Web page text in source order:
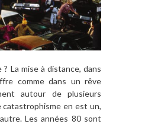
La mise à distance, dans
comme dans un rêve
autour de plusieurs
catastrophisme en est un,
Les années 80 sont